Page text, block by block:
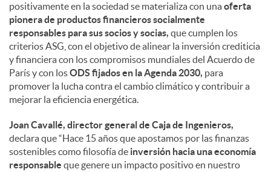
positivamente en la sociedad se materializa con unaoferta
pionera de productos financieros socialmente
responsables para sus socios y socias, que cumplen los
criterios ASG, con el objetivo de alinear la inversión crediticia
y financiera con los compromisos mundiales del Acuerdo de
París y con losODS fijados en la Agenda 2030, para
promover la lucha contra el cambio climático y contribuir a
mejorar la eficiencia energética.
Joan Cavallé, director general de Caja de Ingenieros,
declara que “Hace 15 años que apostamos por las finanzas
sostenibles como filosofía de inversión hacia una economía
responsable que genere un impacto positivo en nuestro